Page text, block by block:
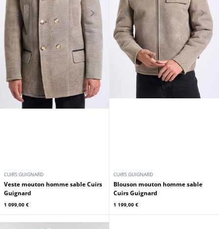
CUIRS GUIGNARD
Veste mouton homme sable Cuirs
Guignard
1 099,00 €
CUIRS GUIGNARD
Blouson mouton homme sable
Cuirs Guignard
1 199,00 €